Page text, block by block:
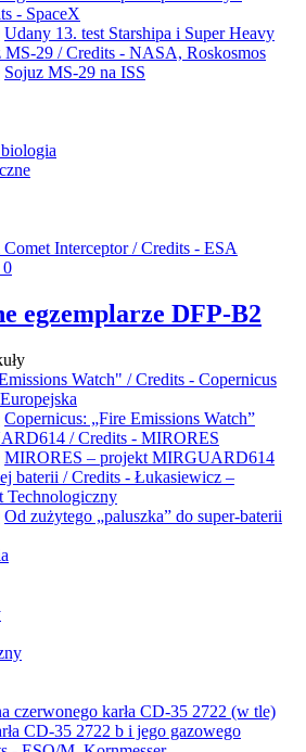
Udany 13. test Starshipa i Super Heavy
Sojuz MS-29 na ISS
0
egzemplarze DFP-B2
Copernicus: „Fire Emissions Watch”
MIRORES – projekt MIRGUARD614
Od zużytego „paluszka” do super-baterii